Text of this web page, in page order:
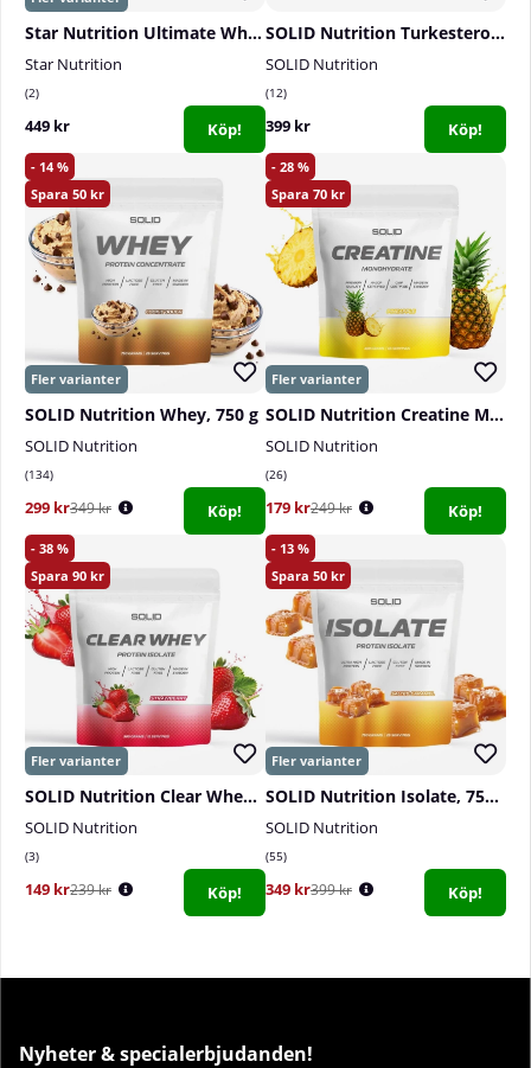
Star Nutrition Ultimate Whey Protein, 1 kg
Star Nutrition
2
449 kr Köp!
SOLID Nutrition Turkesterone, 90 caps
SOLID Nutrition
12
399 kr Köp!
14
50
SOLID Nutrition Whey, 750 g
SOLID Nutrition
134
299 kr349 kr Köp!
28
70
SOLID Nutrition Creatine Monohydrate, 400 g
SOLID Nutrition
26
179 kr249 kr Köp!
38
90
SOLID Nutrition Clear Whey, 300 g
SOLID Nutrition
3
149 kr239 kr Köp!
13
50
SOLID Nutrition Isolate, 750 g
SOLID Nutrition
55
349 kr399 kr Köp!
Nyheter & specialerbjudanden!